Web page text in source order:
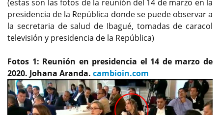
(estas son las fotos de la reunión del 14 de marzo en la
presidencia de la República donde se puede observar a
la secretaria de salud de Ibagué, tomadas de caracol
televisión y presidencia de la República)
Fotos 1: Reunión en presidencia el 14 de marzo de
2020. Johana Aranda. cambioin.com